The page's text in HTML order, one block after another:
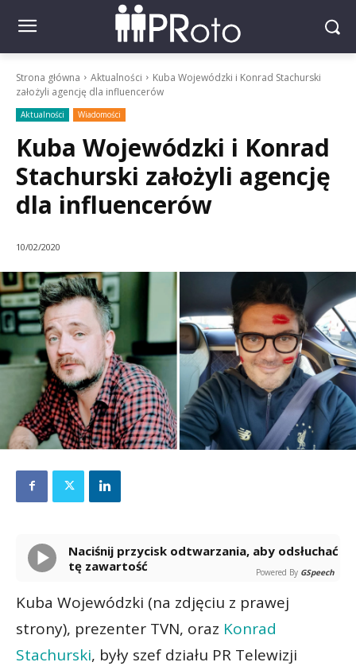
Strona główna Aktualności
Kuba Wojewódzki i Konrad Stachurski
założyli agencję dla influencerów
Aktualności Wiadomości
Kuba Wojewódzki i Konrad
Stachurski założyli agencję
dla influencerów
10/02/2020
Naciśnij przycisk odtwarzania, aby odsłuchać
tę zawartość
Powered By GSpeech
Kuba Wojewódzki (na zdjęciu z prawej
strony), prezenter TVN, oraz Konrad
Stachurski, były szef działu PR Telewizji